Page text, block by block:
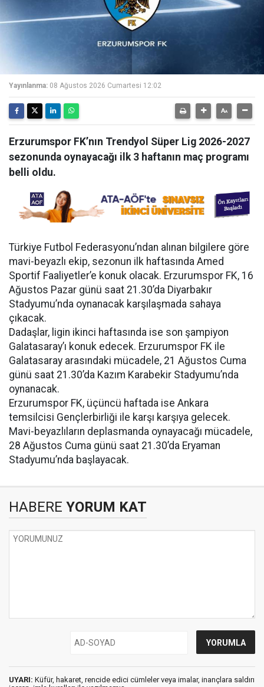
Yayınlanma: 08 Ağustos 2026 Cumartesi 12:02
Erzurumspor FK’nın Trendyol Süper Lig 2026-2027
sezonunda oynayacağı ilk 3 haftanın maç programı
belli oldu.
Türkiye Futbol Federasyonu’ndan alınan bilgilere göre
mavi-beyazlı ekip, sezonun ilk haftasında Amed
Sportif Faaliyetler’e konuk olacak. Erzurumspor FK, 16
Ağustos Pazar günü saat 21.30’da Diyarbakır
Stadyumu’nda oynanacak karşılaşmada sahaya
çıkacak.
Dadaşlar, ligin ikinci haftasında ise son şampiyon
Galatasaray’ı konuk edecek. Erzurumspor FK ile
Galatasaray arasındaki mücadele, 21 Ağustos Cuma
günü saat 21.30’da Kazım Karabekir Stadyumu’nda
oynanacak.
Erzurumspor FK, üçüncü haftada ise Ankara
temsilcisi Gençlerbirliği ile karşı karşıya gelecek.
Mavi-beyazlıların deplasmanda oynayacağı mücadele,
28 Ağustos Cuma günü saat 21.30’da Eryaman
Stadyumu’nda başlayacak.
HABERE YORUM KAT
UYARI: Küfür, hakaret, rencide edici cümleler veya imalar, inançlara saldırı